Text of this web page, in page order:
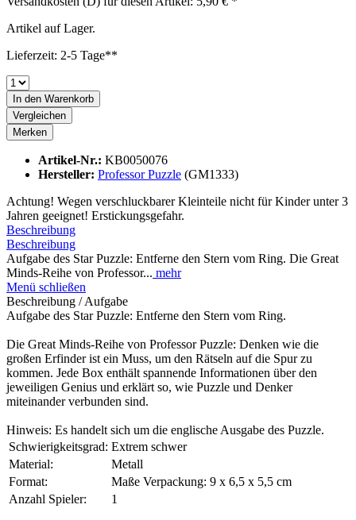
Artikel auf Lager.
Lieferzeit: 2-5 Tage**
In den Warenkorb
Vergleichen
Merken
Artikel-Nr.: KB0050076
Hersteller: Professor Puzzle (GM1333)
Achtung! Wegen verschluckbarer Kleinteile nicht für Kinder unter 3
Jahren geeignet! Erstickungsgefahr.
Beschreibung
Beschreibung
Aufgabe des Star Puzzle: Entferne den Stern vom Ring. Die Great
Minds-Reihe von Professor... mehr
Menü schließen
Beschreibung / Aufgabe
Aufgabe des Star Puzzle: Entferne den Stern vom Ring.
Die Great Minds-Reihe von Professor Puzzle: Denken wie die
großen Erfinder ist ein Muss, um den Rätseln auf die Spur zu
kommen. Jede Box enthält spannende Informationen über den
jeweiligen Genius und erklärt so, wie Puzzle und Denker
miteinander verbunden sind.
Hinweis: Es handelt sich um die englische Ausgabe des Puzzle.
Schwierigkeitsgrad: Extrem schwer
Material:
Metall
Format:
Maße Verpackung: 9 x 6,5 x 5,5 cm
Anzahl Spieler:
1